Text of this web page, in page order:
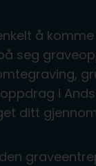
å
seg
i
ditt